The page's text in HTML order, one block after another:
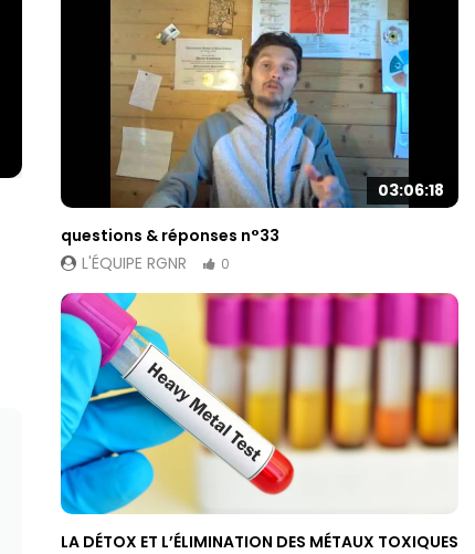
03:06:18
questions & réponses n°33
L'ÉQUIPE RGNR
0
LA DÉTOX ET L’ÉLIMINATION DES MÉTAUX TOXIQUES